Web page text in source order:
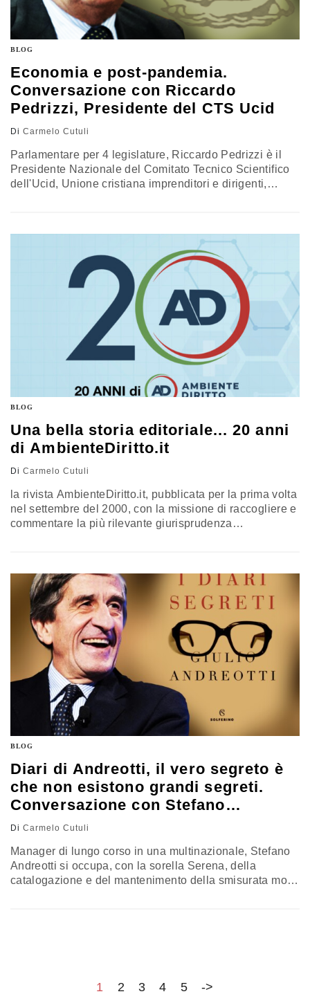
BLOG
Economia e post-pandemia.
Conversazione con Riccardo
Pedrizzi, Presidente del CTS Ucid
Di Carmelo Cutuli
Parlamentare per 4 legislature, Riccardo Pedrizzi è il
Presidente Nazionale del Comitato Tecnico Scientifico
dell'Ucid, Unione cristiana imprenditori e dirigenti,
che caratterizza i cattolici, impegnati in politica e nella
società civile, nella ricostruzione morale e civile
dell'Italia. Fine…
BLOG
Una bella storia editoriale... 20 anni
di AmbienteDiritto.it
Di Carmelo Cutuli
la rivista AmbienteDiritto.it, pubblicata per la prima volta
nel settembre del 2000, con la missione di raccogliere e
commentare la più rilevante giurisprudenza
settore. Oggi, a 20 anni dalla sua fondazione,
l’indiscussa autorevolezza e l’ampia diffusione…
BLOG
Diari di Andreotti, il vero segreto è
che non esistono grandi segreti.
Conversazione con Stefano
Andreotti
Di Carmelo Cutuli
Manager di lungo corso in una multinazionale, Stefano
Andreotti si occupa, con la sorella Serena, della
catalogazione e del mantenimento della smisurata mole
1 2 3 4 5 ->